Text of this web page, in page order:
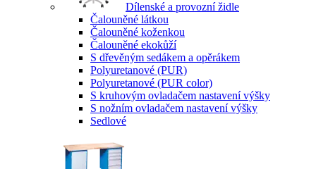
Dílenské a provozní židle
Čalouněné látkou
Čalouněné koženkou
Čalouněné ekokůží
S dřevěným sedákem a opěrákem
Polyuretanové (PUR)
Polyuretanové (PUR color)
S kruhovým ovladačem nastavení výšky
S nožním ovladačem nastavení výšky
Sedlové